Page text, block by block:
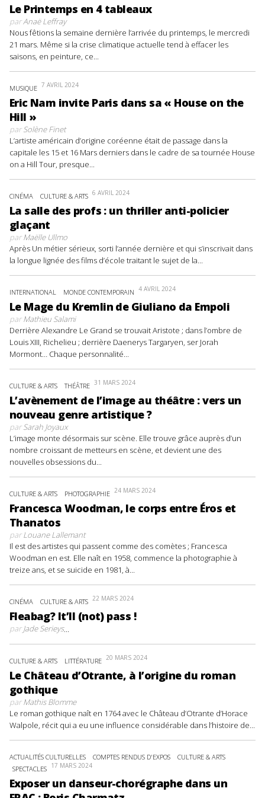
Le Printemps en 4 tableaux
parAnaë Leffray
Nous fêtions la semaine dernière l’arrivée du printemps, le mercredi
21 mars. Même si la crise climatique actuelle tend à effacer les
saisons, en peinture, ce...
MUSIQUE 7 AVRIL 2024
Eric Nam invite Paris dans sa « House on the
Hill »
parSolène Finet
L’artiste américain d’origine coréenne était de passage dans la
capitale les 15 et 16 Mars derniers dans le cadre de sa tournée House
on a Hill Tour, presque...
CINÉMA CULTURE & ARTS 6 AVRIL 2024
La salle des profs : un thriller anti-policier
glaçant
parMaëlle Ullmo
Après Un métier sérieux, sorti l’année dernière et qui s’inscrivait dans
la longue lignée des films d’école traitant le sujet de la...
INTERNATIONAL MONDE CONTEMPORAIN 4 AVRIL 2024
Le Mage du Kremlin de Giuliano da Empoli
parMathieu Salami
Derrière Alexandre Le Grand se trouvait Aristote ; dans l’ombre de
Louis XIII, Richelieu ; derrière Daenerys Targaryen, ser Jorah
Mormont… Chaque personnalité...
CULTURE & ARTS THÉÂTRE 31 MARS 2024
L’avènement de l’image au théâtre : vers un
nouveau genre artistique ?
parSarah Joyaux
L’image monte désormais sur scène. Elle trouve grâce auprès d’un
nombre croissant de metteurs en scène, et devient une des
nouvelles obsessions du...
CULTURE & ARTS PHOTOGRAPHIE 24 MARS 2024
Francesca Woodman, le corps entre Éros et
Thanatos
parLouane Lallemant
Il est des artistes qui passent comme des comètes ; Francesca
Woodman en est. Elle naît en 1958, commence la photographie à
treize ans, et se suicide en 1981, à...
CINÉMA CULTURE & ARTS 22 MARS 2024
Fleabag? It’ll (not) pass !
parJade Serieys...
CULTURE & ARTS LITTÉRATURE 20 MARS 2024
Le Château d’Otrante, à l’origine du roman
gothique
parMathis Blomme
Le roman gothique naît en 1764 avec le Château d’Otrante d’Horace
Walpole, récit qui a eu une influence considérable dans l’histoire de...
ACTUALITÉS CULTURELLES COMPTES RENDUS D'EXPOS
CULTURE & ARTS
SPECTACLES 17 MARS 2024
Exposer un danseur-chorégraphe dans un